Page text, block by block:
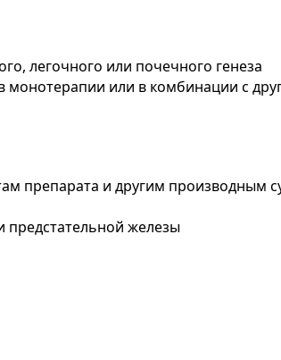
легочного или почечного генеза
монотерапии или в комбинации с
препарата и другим производным
предстательной железы